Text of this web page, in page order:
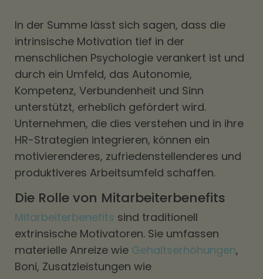
In der Summe lässt sich sagen, dass die
intrinsische Motivation tief in der
menschlichen Psychologie verankert ist und
durch ein Umfeld, das Autonomie,
Kompetenz, Verbundenheit und Sinn
unterstützt, erheblich gefördert wird.
Unternehmen, die dies verstehen und in ihre
HR-Strategien integrieren, können ein
motivierenderes, zufriedenstellenderes und
produktiveres Arbeitsumfeld schaffen.
Die Rolle von Mitarbeiterbenefits
Mitarbeiterbenefits sind traditionell
extrinsische Motivatoren. Sie umfassen
materielle Anreize wie Gehaltserhöhungen,
Boni, Zusatzleistungen wie